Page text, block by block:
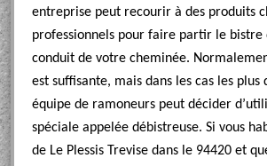
entreprise peut recourir à des produits
professionnels pour faire partir le bistre
conduit de votre cheminée.
est suffisante, mais dans les cas les
équipe de ramoneurs peut décider
spéciale appelée débistreuse. Si vous
de Le Plessis Trevise dans le 94420 et